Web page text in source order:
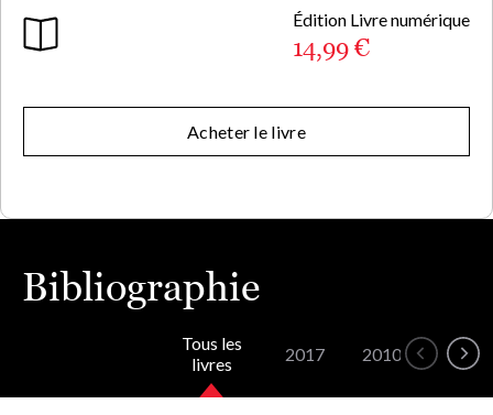
Édition Livre numérique
14,99 €
Acheter le livre
Bibliographie
Tous les
livres
2017 2010